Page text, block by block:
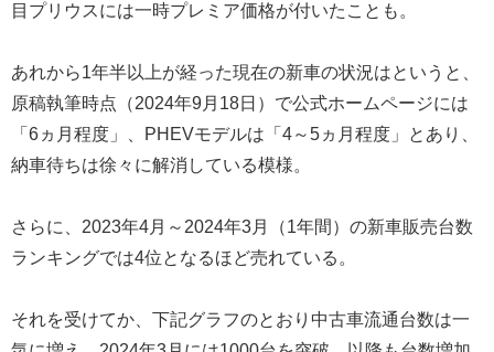
目プリウスには一時プレミア価格が付いたことも。
あれから1年半以上が経った現在の新車の状況はというと、
原稿執筆時点（2024年9月18日）で公式ホームページには
「6ヵ月程度」、PHEVモデルは「4～5ヵ月程度」とあり、
納車待ちは徐々に解消している模様。
さらに、2023年4月～2024年3月（1年間）の新車販売台数
ランキングでは4位となるほど売れている。
それを受けてか、下記グラフのとおり中古車流通台数は一